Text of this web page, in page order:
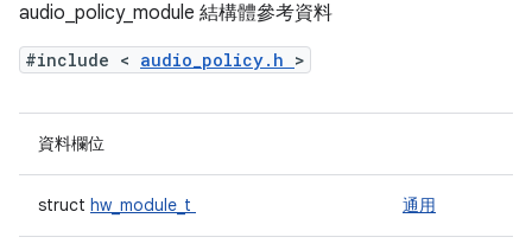
audio_policy_module 結構體參考資料
#include < audio_policy.h >
資料欄位
struct hw_module_t 通用